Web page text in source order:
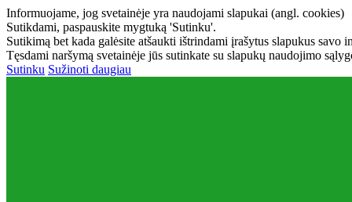
Informuojame, jog svetainėje yra naudojami slapukai (angl. cookies)
Sutikdami, paspauskite mygtuką 'Sutinku'.
Sutikimą bet kada galėsite atšaukti ištrindami įrašytus slapukus savo
Tęsdami naršymą svetainėje jūs sutinkate su slapukų naudojimo
Sutinku Sužinoti daugiau